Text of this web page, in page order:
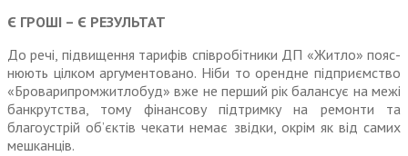
Є ГРОШІ – Є РЕЗУЛЬТАТ
До речі, підвищення тарифів співробітники ДП «Житло» пояс­
нюють цілком аргументовано. Ніби то орендне підприємство
«Броварипромжитлобуд» вже не перший рік балансує на межі
банкрутства, тому фінансову під­тримку на ремонти та
благоустрій об’єктів чекати немає звідки, окрім як від самих
мешканців.